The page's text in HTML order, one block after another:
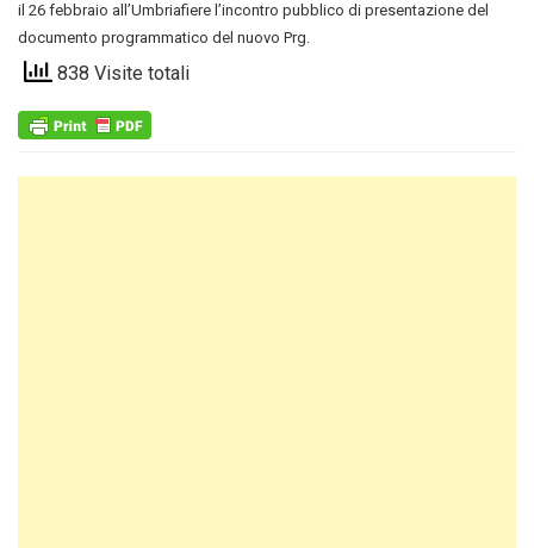
il 26 febbraio all’Umbriafiere l’incontro pubblico di presentazione del
documento programmatico del nuovo Prg.
838 Visite totali